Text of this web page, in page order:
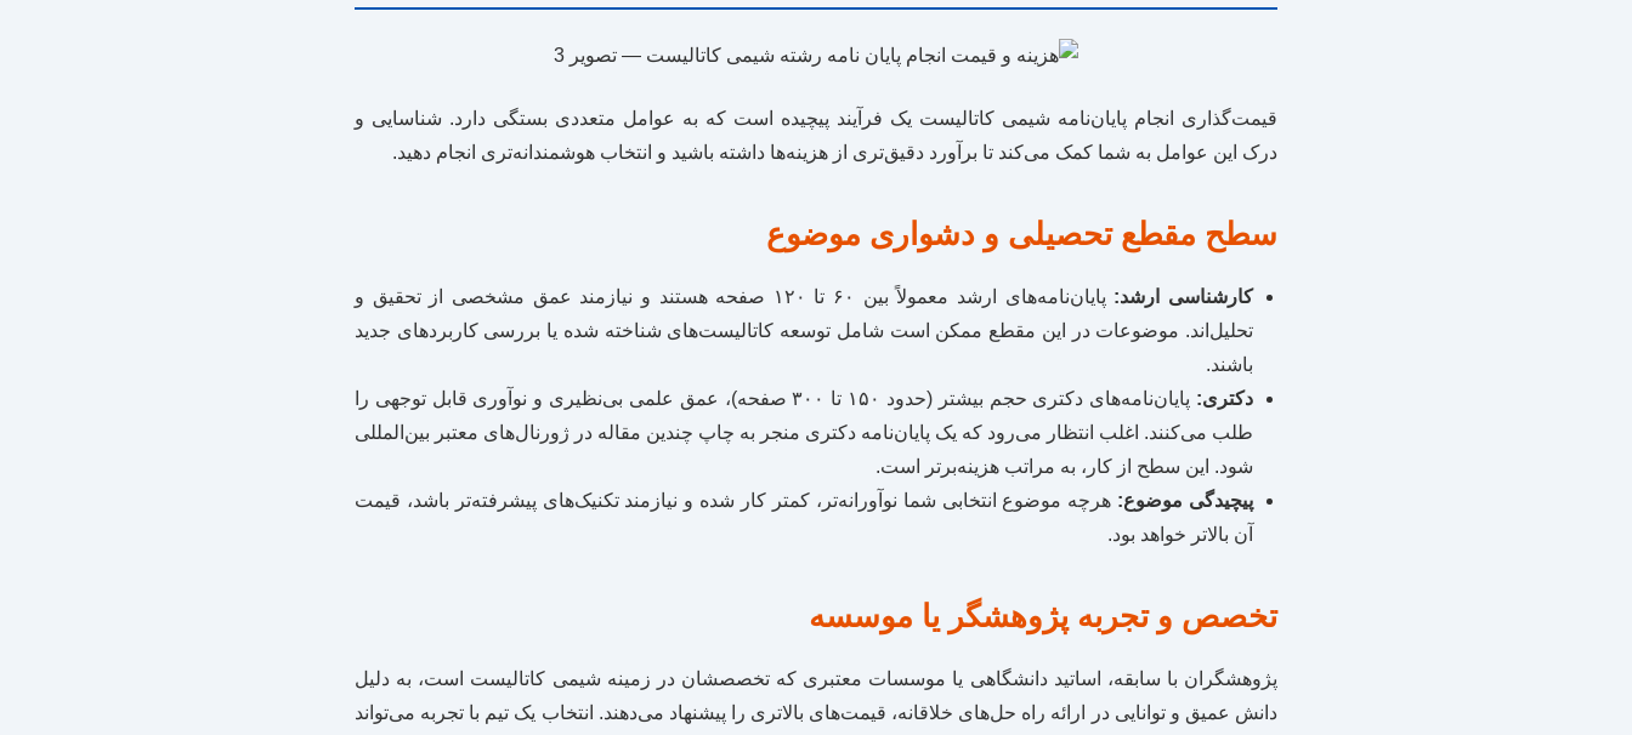
قیمت‌گذاری انجام پایان‌نامه شیمی کاتالیست یک فرآیند پیچیده است که به عوامل متعددی بستگی دارد. شناسایی و
درک این عوامل به شما کمک می‌کند تا برآورد دقیق‌تری از هزینه‌ها داشته باشید و انتخاب هوشمندانه‌تری انجام دهید.
سطح مقطع تحصیلی و دشواری موضوع
کارشناسی ارشد:
پایان‌نامه‌های ارشد معمولاً بین ۶۰ تا ۱۲۰ صفحه هستند و نیازمند عمق مشخصی از تحقیق و
تحلیل‌اند. موضوعات در این مقطع ممکن است شامل توسعه کاتالیست‌های شناخته شده یا بررسی کاربردهای جدید
باشند.
دکتری:
پایان‌نامه‌های دکتری حجم بیشتر (حدود ۱۵۰ تا ۳۰۰ صفحه)، عمق علمی بی‌نظیری و نوآوری قابل توجهی را
طلب می‌کنند. اغلب انتظار می‌رود که یک پایان‌نامه دکتری منجر به چاپ چندین مقاله در ژورنال‌های معتبر بین‌المللی
شود. این سطح از کار، به مراتب هزینه‌برتر است.
پیچیدگی موضوع: هرچه موضوع انتخابی شما نوآورانه‌تر، کمتر کار شده و نیازمند تکنیک‌های پیشرفته‌تر باشد، قیمت
آن بالاتر خواهد بود.
تخصص و تجربه پژوهشگر یا موسسه
پژوهشگران با سابقه، اساتید دانشگاهی یا موسسات معتبری که تخصصشان در زمینه شیمی کاتالیست است، به دلیل
دانش عمیق و توانایی در ارائه راه حل‌های خلاقانه، قیمت‌های بالاتری را پیشنهاد می‌دهند. انتخاب یک تیم با تجربه می‌تواند